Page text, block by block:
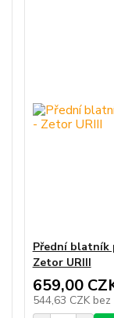
Přední blatník
Zetor URIII
659,00
544,63 CZK bez